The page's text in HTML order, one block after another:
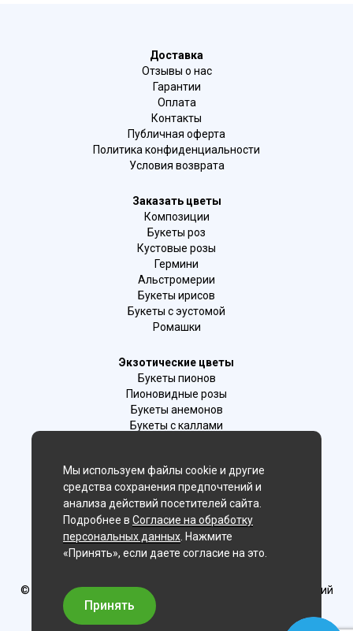
Доставка
Отзывы о нас
Гарантии
Оплата
Контакты
Публичная оферта
Политика конфиденциальности
Условия возврата
Заказать цветы
Композиции
Букеты роз
Кустовые розы
Гермини
Альстромерии
Букеты ирисов
Букеты с эустомой
Ромашки
Экзотические цветы
Букеты пионов
Пионовидные розы
Букеты анемонов
Букеты с каллами
Лаванда
Гиацинты
Мы в соц. сетях:
Хабаровск
© Delaflor - доставка цветов, 2012-2026
ИП Рыжков Евгений
Вячеславович
ИНН 540409481687 ОГРН 325547600130383
Мы используем файлы cookie и другие
средства сохранения предпочтений и
анализа действий посетителей сайта.
Подробнее в Согласие на обработку
персональных данных . Нажмите
«Принять», если даете согласие на это.
Принять